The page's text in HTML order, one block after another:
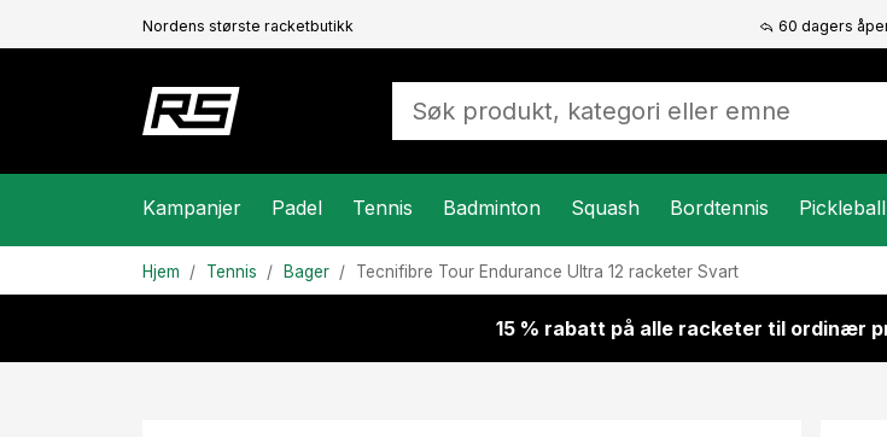
Nordens største racketbutikk 60 dagers
Kampanjer Padel Tennis Badminton Squash Bordtennis Pickleball
Hjem Tennis Bager Tecnifibre Tour Endurance Ultra 12 racketer Svart
15 % rabatt på alle racketer til ordinær